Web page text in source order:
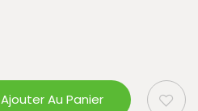
Ajouter Au Panier